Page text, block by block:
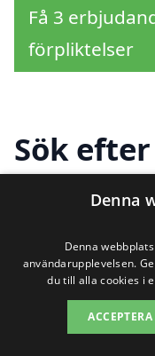
Få 3
förpliktelser
Sök
städer
Denna
Denna
användarupplevelsen.
du till alla cookies i